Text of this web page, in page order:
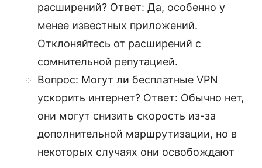
расширений? Ответ: Да, особенно у
менее известных приложений.
Отклоняйтесь от расширений с
сомнительной репутацией.
Вопрос: Могут ли бесплатные VPN
ускорить интернет? Ответ: Обычно нет,
они могут снизить скорость из-за
дополнительной маршрутизации, но в
некоторых случаях они освобождают